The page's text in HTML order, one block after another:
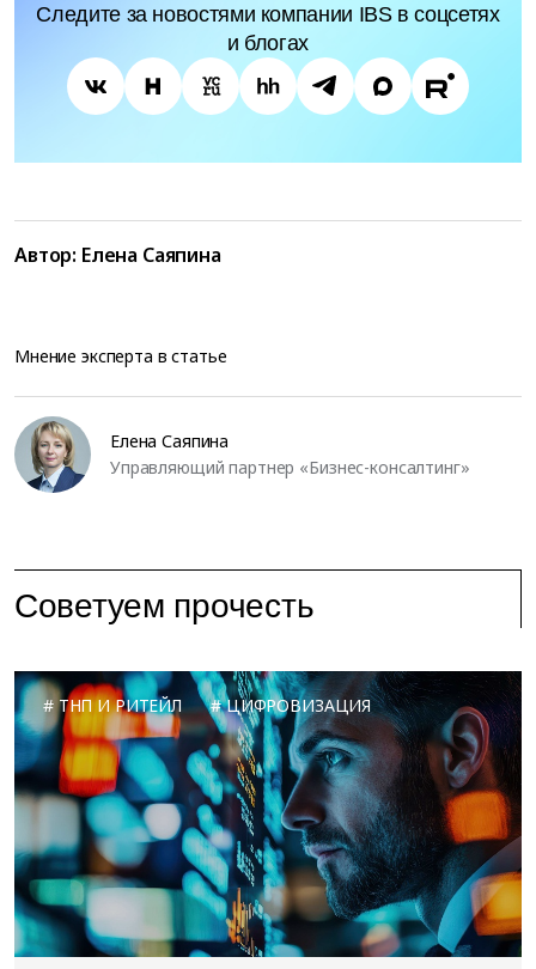
Следите за новостями компании IBS в соцсетях
и блогах
Автор: Елена Саяпина
Мнение эксперта в статье
Елена Саяпина
Управляющий партнер «Бизнес-консалтинг»
Советуем прочесть
ТНП И РИТЕЙЛ ЦИФРОВИЗАЦИЯ